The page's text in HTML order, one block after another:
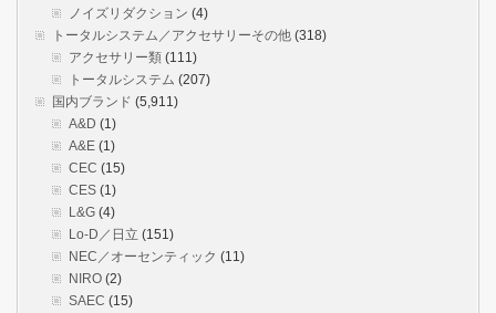
ノイズリダクション (4)
トータルシステム／アクセサリーその他 (318)
アクセサリー類 (111)
トータルシステム (207)
国内ブランド (5,911)
A&D (1)
A&E (1)
CEC (15)
CES (1)
L&G (4)
Lo-D／日立 (151)
NEC／オーセンティック (11)
NIRO (2)
SAEC (15)